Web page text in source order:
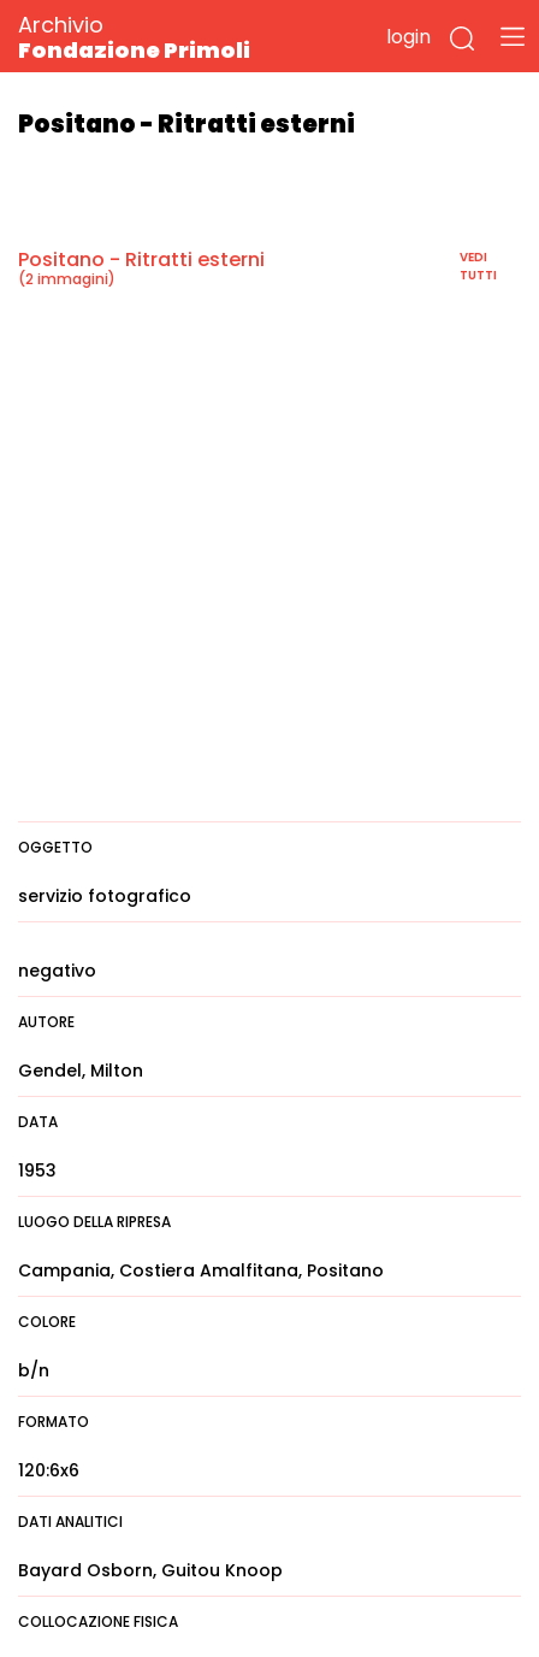
Archivio
Fondazione Primoli
login
Positano - Ritratti esterni
Positano - Ritratti esterni
(2 immagini)
VEDI
TUTTI
OGGETTO
servizio fotografico
negativo
AUTORE
Gendel, Milton
DATA
1953
LUOGO DELLA RIPRESA
Campania, Costiera Amalfitana, Positano
COLORE
b/n
FORMATO
120:6x6
DATI ANALITICI
Bayard Osborn, Guitou Knoop
COLLOCAZIONE FISICA